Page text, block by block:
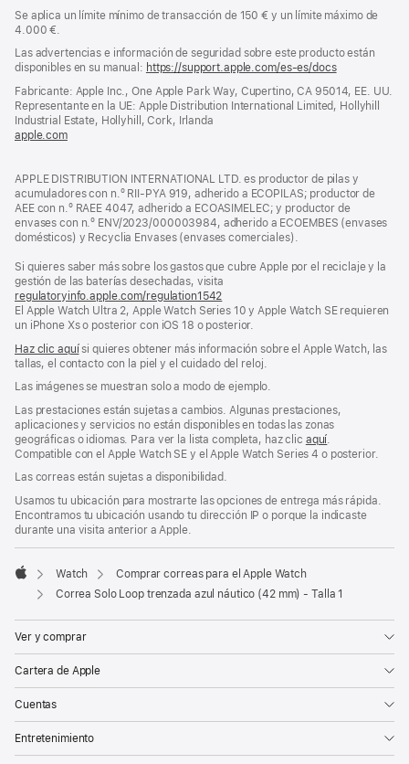
Se aplica un límite mínimo de transacción de 150 € y un límite máximo de
4.000 €.
Las advertencias e información de seguridad sobre este producto están
disponibles en su manual: https://support.apple.com/es-es/docs(se
en
una
Fabricante: Apple Inc., One Apple Park Way, Cupertino, CA 95014, EE. UU.
Representante en la UE: Apple Distribution International Limited, Hollyhill
Industrial Estate, Hollyhill, Cork, Irlanda
apple.com(se
una
ventana
nueva)
APPLE DISTRIBUTION INTERNATIONAL LTD. es productor de pilas y
acumuladores con n.º RII-PYA 919, adherido a ECOPILAS; productor de
AEE con n.º RAEE 4047, adherido a ECOASIMELEC; y productor de
envases con n.º ENV/2023/000003984, adherido a ECOEMBES (envases
domésticos) y Recyclia Envases (envases comerciales).
Si quieres saber más sobre los gastos que cubre Apple por el reciclaje y la
gestión de las baterías desechadas, visita
regulatoryinfo.apple.com/regulation1542
abre
en
ventana
nueva)
El Apple Watch Ultra 2, Apple Watch Series 10 y Apple Watch SE requieren
un iPhone Xs o posterior con iOS 18 o posterior.
Haz clic aquísi quieres obtener más información sobre el Apple Watch, las
tallas, el contacto con la piel y el cuidado del reloj.
Las imágenes se muestran solo a modo de ejemplo.
Las prestaciones están sujetas a cambios. Algunas prestaciones,
aplicaciones y servicios no están disponibles en todas las zonas
geográficas o idiomas. Para ver la lista completa, haz clic aquí
Compatible con el Apple Watch SE y el Apple Watch Series 4 o posterior.
Las correas están sujetas a disponibilidad.
Usamos tu ubicación para mostrarte las opciones de entrega más rápida.
Encontramos tu ubicación usando tu dirección IP o porque la indicaste
durante una visita anterior a Apple.
Apple
Watch
Comprar correas para el Apple Watch
Correa Solo Loop trenzada azul náutico (42 mm) - Talla 1
Ver y comprar
Cartera de Apple
Cuentas
Entretenimiento